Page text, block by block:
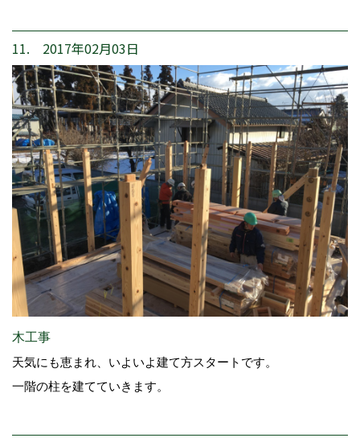
11. 2017年02月03日
木工事
天気にも恵まれ、いよいよ建て方スタートです。
一階の柱を建てていきます。